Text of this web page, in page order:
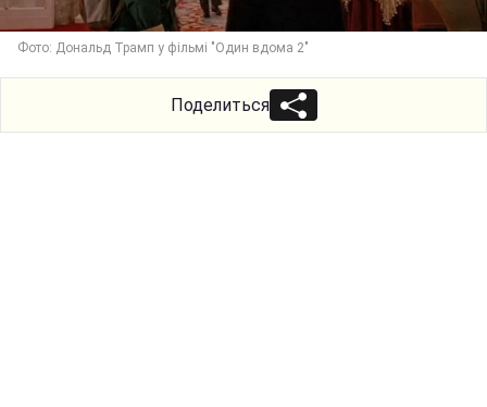
Фото: Дональд Трамп у фільмі "Один вдома 2"
Поделиться